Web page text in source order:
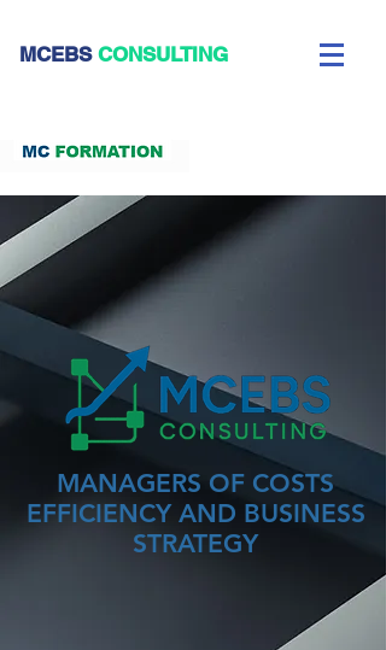
CONSULTING
MANAGERS OF COSTS
EFFICIENCY AND BUSINESS
STRATEGY